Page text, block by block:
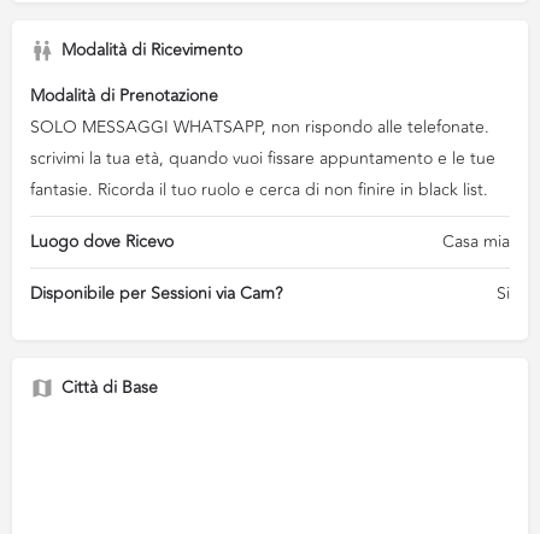
Modalità di Ricevimento
Modalità di Prenotazione
SOLO MESSAGGI WHATSAPP, non rispondo alle telefonate.
scrivimi la tua età, quando vuoi fissare appuntamento e le tue
fantasie. Ricorda il tuo ruolo e cerca di non finire in black list.
Luogo dove Ricevo Casa mia
Disponibile per Sessioni via Cam? Si
Città di Base